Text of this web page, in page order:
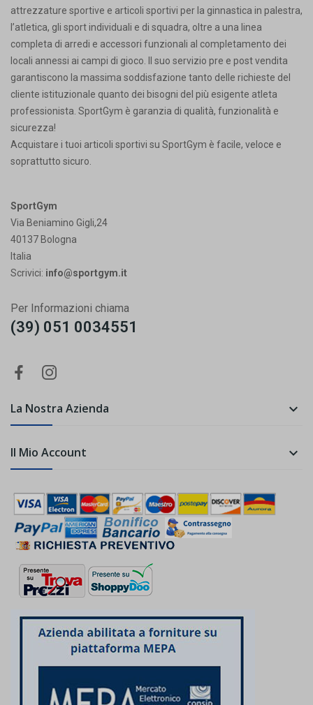
attrezzature sportive e articoli sportivi per la ginnastica in palestra,
l’atletica, gli sport individuali e di squadra, oltre a una linea
completa di arredi e accessori funzionali al completamento dei
locali annessi ai campi di gioco. Il suo servizio pre e post vendita
garantiscono la massima soddisfazione tanto delle richieste del
cliente istituzionale quanto dei bisogni del più esigente atleta
professionista. SportGym è garanzia di qualità, funzionalità e
sicurezza!
Acquistare i tuoi articoli sportivi su SportGym è facile, veloce e
soprattutto sicuro.
SportGym
Via Beniamino Gigli,24
40137 Bologna
Italia
Scrivici: info@sportgym.it
Per Informazioni chiama
(39) 051 0034551
La Nostra Azienda 
Il Mio Account 